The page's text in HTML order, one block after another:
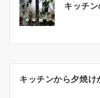
ビ
キッチン
キッチンから夕焼け